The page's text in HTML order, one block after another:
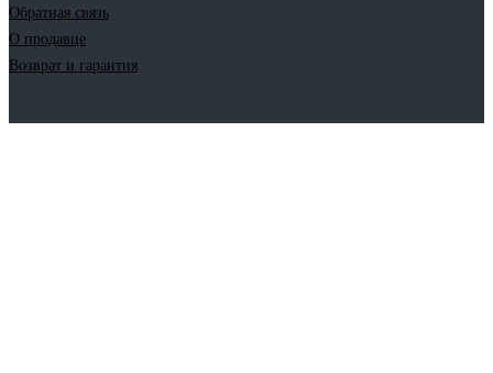
Обратная связь
О продавце
Возврат и гарантия